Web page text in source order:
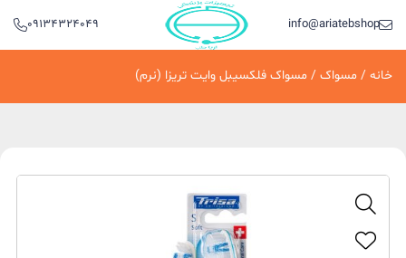
info@ariatebshop.ir
09134324049
خانه / مسواک / مسواک فلکسیبل وایت تریزا (نرم)